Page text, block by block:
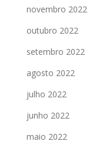
novembro 2022
outubro 2022
setembro 2022
agosto 2022
julho 2022
junho 2022
maio 2022